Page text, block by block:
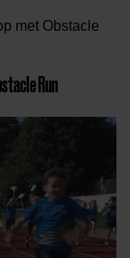
met Obstacle
Run